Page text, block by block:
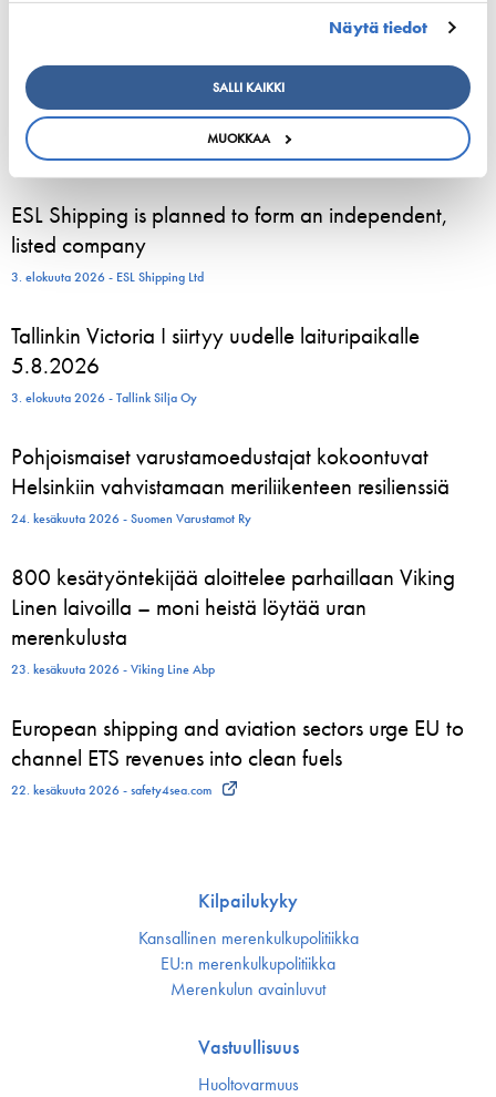
Näytä tiedot
SALLI KAIKKI
MUOKKAA
ESL Shipping is planned to form an independent,
listed company
3. elokuuta 2026 - ESL Shipping Ltd
Tallinkin Victoria I siirtyy uudelle laituripaikalle
5.8.2026
3. elokuuta 2026 - Tallink Silja Oy
Pohjoismaiset varustamoedustajat kokoontuvat
Helsinkiin vahvistamaan meriliikenteen resilienssiä
24. kesäkuuta 2026 - Suomen Varustamot Ry
800 kesätyöntekijää aloittelee parhaillaan Viking
Linen laivoilla – moni heistä löytää uran
merenkulusta
23. kesäkuuta 2026 - Viking Line Abp
European shipping and aviation sectors urge EU to
channel ETS revenues into clean fuels
22. kesäkuuta 2026 - safety4sea.com
Kilpailukyky
Kansallinen merenkulku­politiikka
EU:n merenkulku­politiikka
Merenkulun avainluvut
Vastuullisuus
Huoltovarmuus